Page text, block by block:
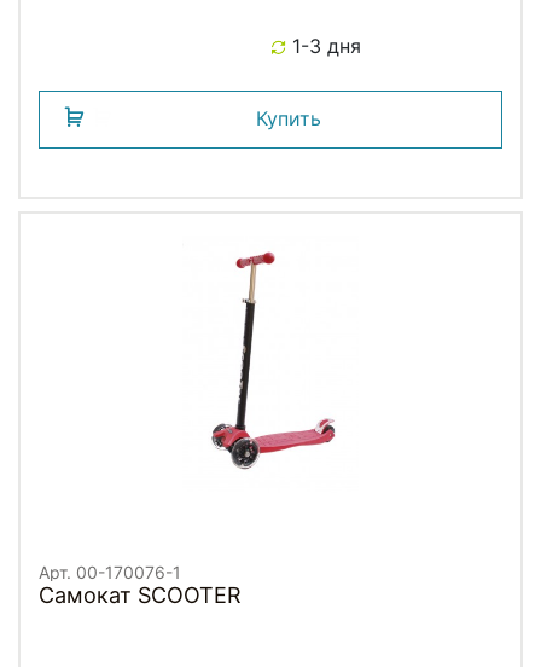
1-3 дня
Купить
Арт. 00-170076-1
Самокат SCOOTER